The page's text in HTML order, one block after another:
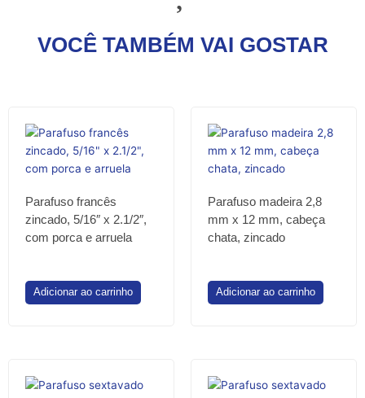
VOCÊ TAMBÉM VAI GOSTAR
Parafuso francês
zincado, 5/16″ x 2.1/2″,
com porca e arruela
Adicionar ao carrinho
Parafuso madeira 2,8
mm x 12 mm, cabeça
chata, zincado
Adicionar ao carrinho